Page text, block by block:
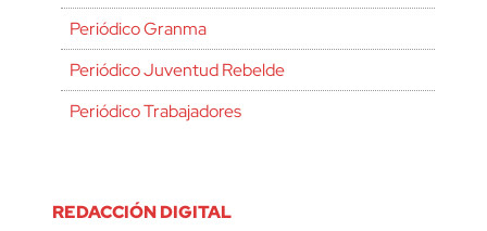
Periódico Granma
Periódico Juventud Rebelde
Periódico Trabajadores
REDACCIÓN DIGITAL